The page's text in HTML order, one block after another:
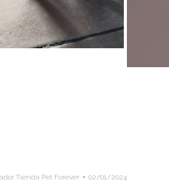
Tienda Pet Forever 02/01/2024